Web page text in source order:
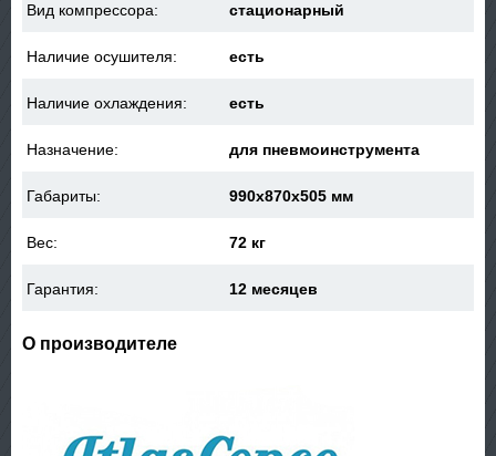
Вид компрессора: стационарный
Наличие осушителя: есть
Наличие охлаждения: есть
Назначение: для пневмоинструмента
Габариты: 990x870x505 мм
Вес: 72 кг
Гарантия: 12 месяцев
О производителе